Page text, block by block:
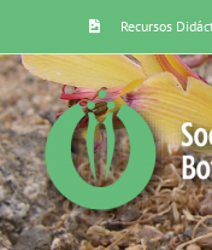
content
Recursos